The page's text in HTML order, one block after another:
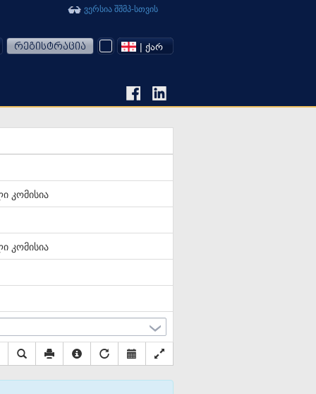
ვერსია შშმპ-სთვის
რეგისტრაცია | ᲥᲐᲠ
კომისია
კომისია